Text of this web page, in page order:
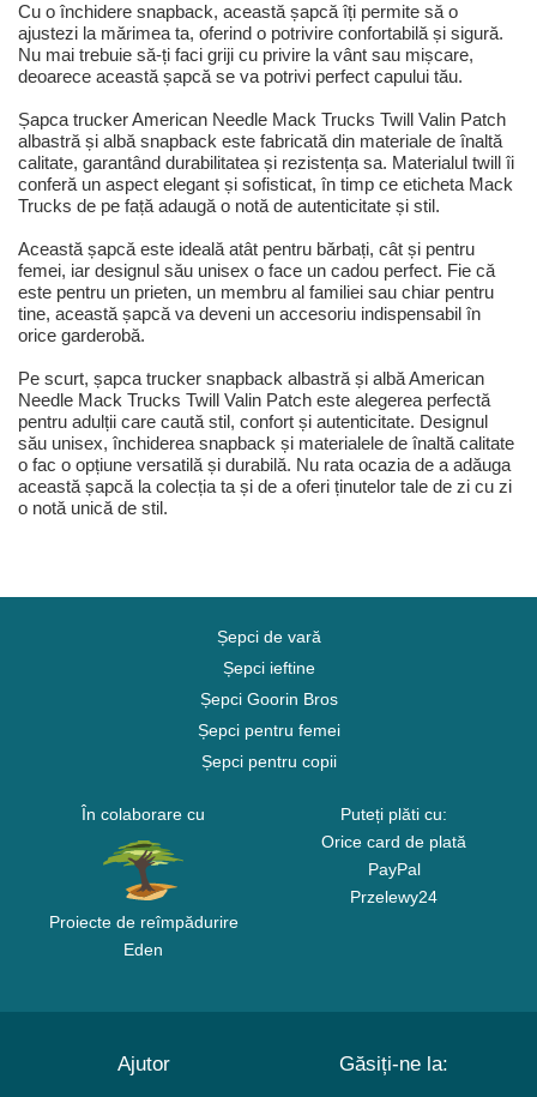
Cu o închidere snapback, această șapcă îți permite să o
ajustezi la mărimea ta, oferind o potrivire confortabilă și sigură.
Nu mai trebuie să-ți faci griji cu privire la vânt sau mișcare,
deoarece această șapcă se va potrivi perfect capului tău.
Șapca trucker American Needle Mack Trucks Twill Valin Patch
albastră și albă snapback este fabricată din materiale de înaltă
calitate, garantând durabilitatea și rezistența sa. Materialul twill îi
conferă un aspect elegant și sofisticat, în timp ce eticheta Mack
Trucks de pe față adaugă o notă de autenticitate și stil.
Această șapcă este ideală atât pentru bărbați, cât și pentru
femei, iar designul său unisex o face un cadou perfect. Fie că
este pentru un prieten, un membru al familiei sau chiar pentru
tine, această șapcă va deveni un accesoriu indispensabil în
orice garderobă.
Pe scurt, șapca trucker snapback albastră și albă American
Needle Mack Trucks Twill Valin Patch este alegerea perfectă
pentru adulții care caută stil, confort și autenticitate. Designul
său unisex, închiderea snapback și materialele de înaltă calitate
o fac o opțiune versatilă și durabilă. Nu rata ocazia de a adăuga
această șapcă la colecția ta și de a oferi ținutelor tale de zi cu zi
o notă unică de stil.
Șepci de vară
Șepci ieftine
Șepci Goorin Bros
Șepci pentru femei
Șepci pentru copii
În colaborare cu
Proiecte de reîmpădurire
Eden
Puteți plăti cu:
Orice card de plată
PayPal
Przelewy24
Ajutor Găsiți-ne la: